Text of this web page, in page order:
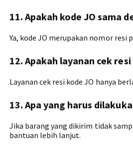
11. Apakah kode JO sama
Ya, kode JO merupakan nomor resi
12. Apakah layanan cek
Layanan cek resi kode JO hanya
13. Apa yang harus
Jika barang yang dikirim tidak
bantuan lebih lanjut.